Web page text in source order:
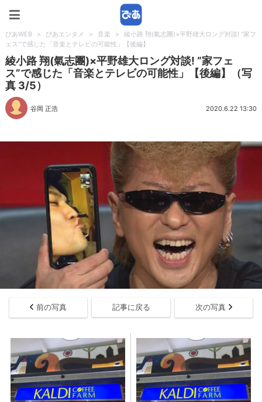
ぴあWEB > ぴあエンタメ > 音楽 >
綾小路 翔(氣志團)×平野雄大ロング対談! “家フ
ェス”で感じた「音楽とテレビの可能性」【後編】
綾小路 翔(氣志團)×平野雄大ロング対談! “家フェ
ス”で感じた「音楽とテレビの可能性」【後編】（写
真 3/5）
谷岡 正浩 2020.6.22 13:30
前の写真 記事に戻る 次の写真